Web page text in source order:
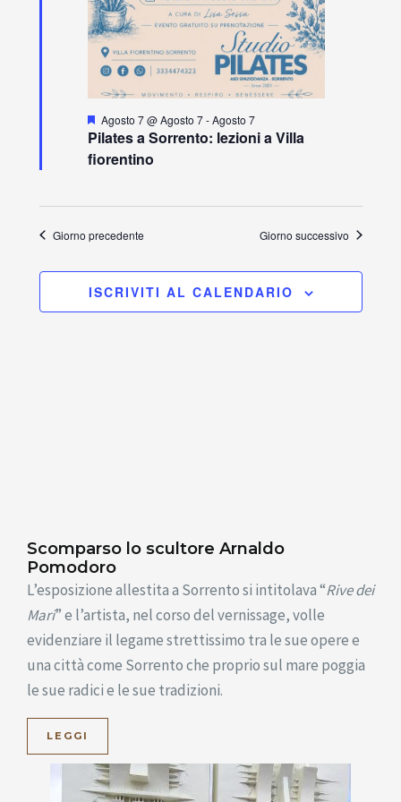
Pilates a Sorrento: lezioni a Villa
fiorentino
S
e
g
n
a
i
Agosto 7 @ Agosto 7-Agosto 7
Giorno precedente Giorno successivo
ISCRIVITI AL CALENDARIO
Scomparso lo scultore Arnaldo
Pomodoro
L’esposizione allestita a Sorrento si intitolava “Rive dei
Mari” e l’artista, nel corso del vernissage, volle
evidenziare il legame strettissimo tra le sue opere e
una città come Sorrento che proprio sul mare poggia
le sue radici e le sue tradizioni.
LEGGI